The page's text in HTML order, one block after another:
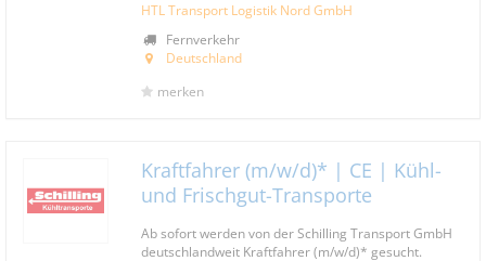
HTL Transport Logistik Nord GmbH
Fernverkehr
Deutschland
merken
Kraftfahrer (m/w/d)* | CE | Kühl-
und Frischgut-Transporte
Ab sofort werden von der Schilling Transport GmbH
deutschlandweit Kraftfahrer (m/w/d)* gesucht.